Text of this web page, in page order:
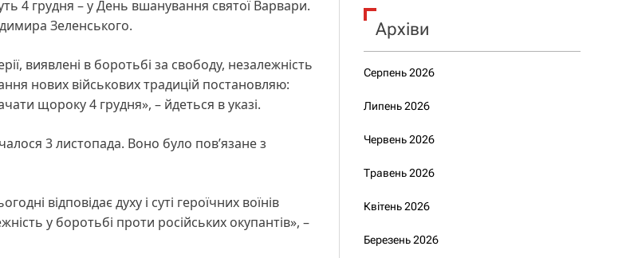
4 грудня – у День вшанування святої Варвари.
Зеленського.
виявлені в боротьбі за свободу, незалежність
нових військових традицій постановляю:
щороку 4 грудня», – йдеться в указі.
3 листопада. Воно було пов’язане з
відповідає духу і суті героїчних воїнів
у боротьбі проти російських окупантів», –
Архіви
Серпень 2026
Липень 2026
Червень 2026
Травень 2026
Квітень 2026
Березень 2026